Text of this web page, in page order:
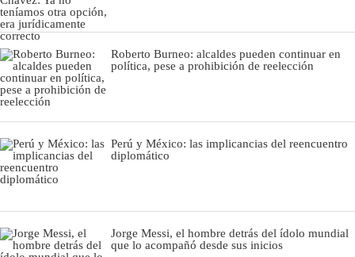
Roberto Burneo: alcaldes pueden continuar en
política, pese a prohibición de reelección
Perú y México: las implicancias del reencuentro
diplomático
Jorge Messi, el hombre detrás del ídolo mundial
que lo acompañó desde sus inicios